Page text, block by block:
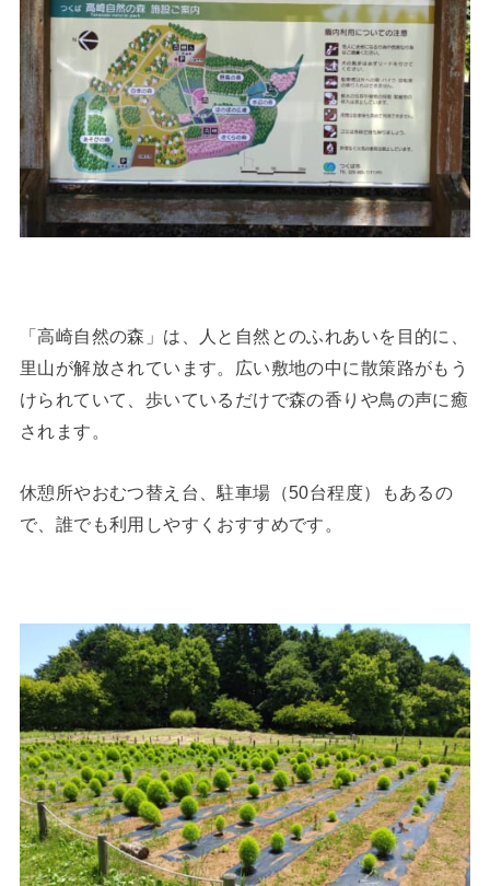
「高崎自然の森」は、人と自然とのふれあいを目的に、
里山が解放されています。広い敷地の中に散策路がもう
けられていて、歩いているだけで森の香りや鳥の声に癒
されます。
休憩所やおむつ替え台、駐車場（50台程度）もあるの
で、誰でも利用しやすくおすすめです。